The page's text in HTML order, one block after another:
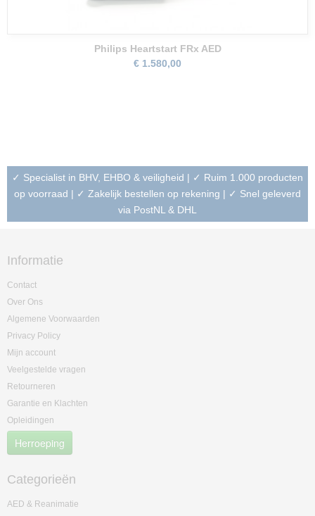
Philips Heartstart FRx AED
€ 1.580,00
✓ Specialist in BHV, EHBO & veiligheid | ✓ Ruim 1.000 producten
op voorraad | ✓ Zakelijk bestellen op rekening | ✓ Snel geleverd
via PostNL & DHL
Informatie
Contact
Over Ons
Algemene Voorwaarden
Privacy Policy
Mijn account
Veelgestelde vragen
Retourneren
Garantie en Klachten
Opleidingen
Herroeping
Categorieën
AED & Reanimatie